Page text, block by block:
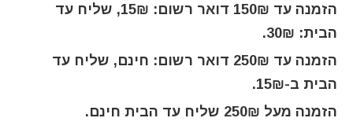
הזמנה עד 150₪ דואר רשום: 15₪, שליח עד
הבית: 30₪.
הזמנה עד 250₪ דואר רשום: חינם, שליח עד
הבית ב-15₪.
הזמנה מעל 250₪ שליח עד הבית חינם.